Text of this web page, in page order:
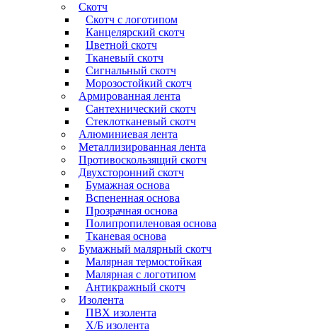
Скотч
Скотч с логотипом
Канцелярский скотч
Цветной скотч
Тканевый скотч
Сигнальный скотч
Морозостойкий скотч
Армированная лента
Сантехнический скотч
Стеклотканевый скотч
Алюминиевая лента
Металлизированная лента
Противоскользящий скотч
Двухсторонний скотч
Бумажная основа
Вспененная основа
Прозрачная основа
Полипропиленовая основа
Тканевая основа
Бумажный малярный скотч
Малярная термостойкая
Малярная с логотипом
Антикражный скотч
Изолента
ПВХ изолента
Х/Б изолента